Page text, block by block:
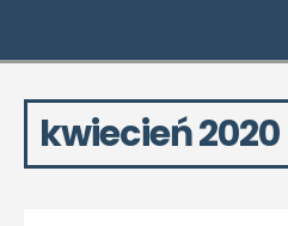
kwiecień 2020